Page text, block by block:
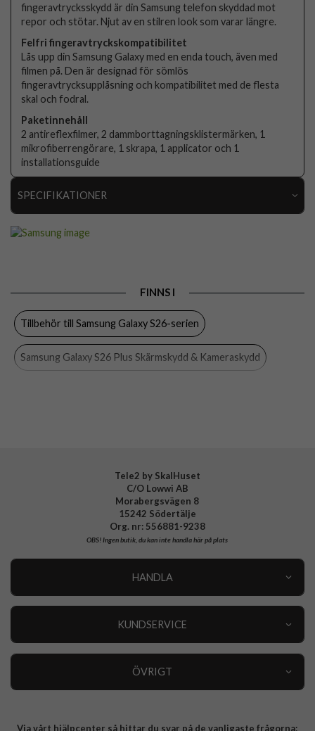
fingeravtrycksskydd är din Samsung telefon skyddad mot
repor och stötar. Njut av en stilren look som varar längre.
Felfri fingeravtryckskompatibilitet
Lås upp din Samsung Galaxy med en enda touch, även med
filmen på. Den är designad för sömlös
fingeravtrycksupplåsning och kompatibilitet med de flesta
skal och fodral.
Paketinnehåll
2 antireflexfilmer, 2 dammborttagningsklistermärken, 1
mikrofiberrengörare, 1 skrapa, 1 applicator och 1
installationsguide
SPECIFIKATIONER
Färg
Plastfilm
FINNS I
Tillbehör till Samsung Galaxy S26-serien
Samsung Galaxy S26 Plus Skärmskydd & Kameraskydd
Tele2 by SkalHuset
C/O Lowwi AB
Morabergsvägen 8
15242 Södertälje
Org. nr: 556881-9238
OBS!Ingen butik, du kan inte handla här på plats
HANDLA
KUNDSERVICE
ÖVRIGT
Integritetspolicy
Via vårt hjälpcenter så hittar du svar på de vanligaste frågorna: